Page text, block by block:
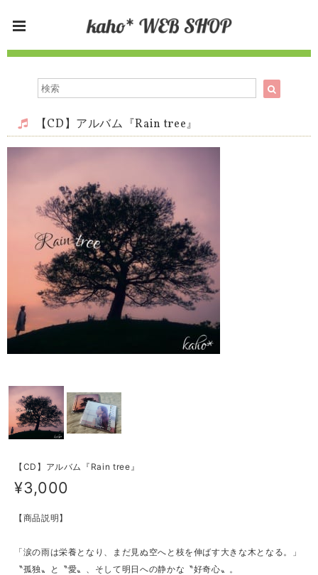
【CD】アルバム『Rain tree』
【CD】アルバム『Rain tree』
¥3,000
【商品説明】
「涙の雨は栄養となり、まだ見ぬ空へと枝を伸ばす大きな木となる。」
〝孤独〟と〝愛〟、そして明日への静かな〝好奇心〟。